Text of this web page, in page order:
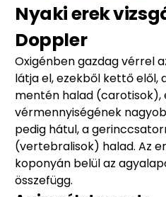
Nyaki erek
Doppler
Oxigénben gazdag vérrel
látja el, ezekből kettő elől,
mentén halad (carotisok),
vérmennyiségének
pedig hátul, a
(vertebralisok) halad. Az
koponyán belül az
összefügg.